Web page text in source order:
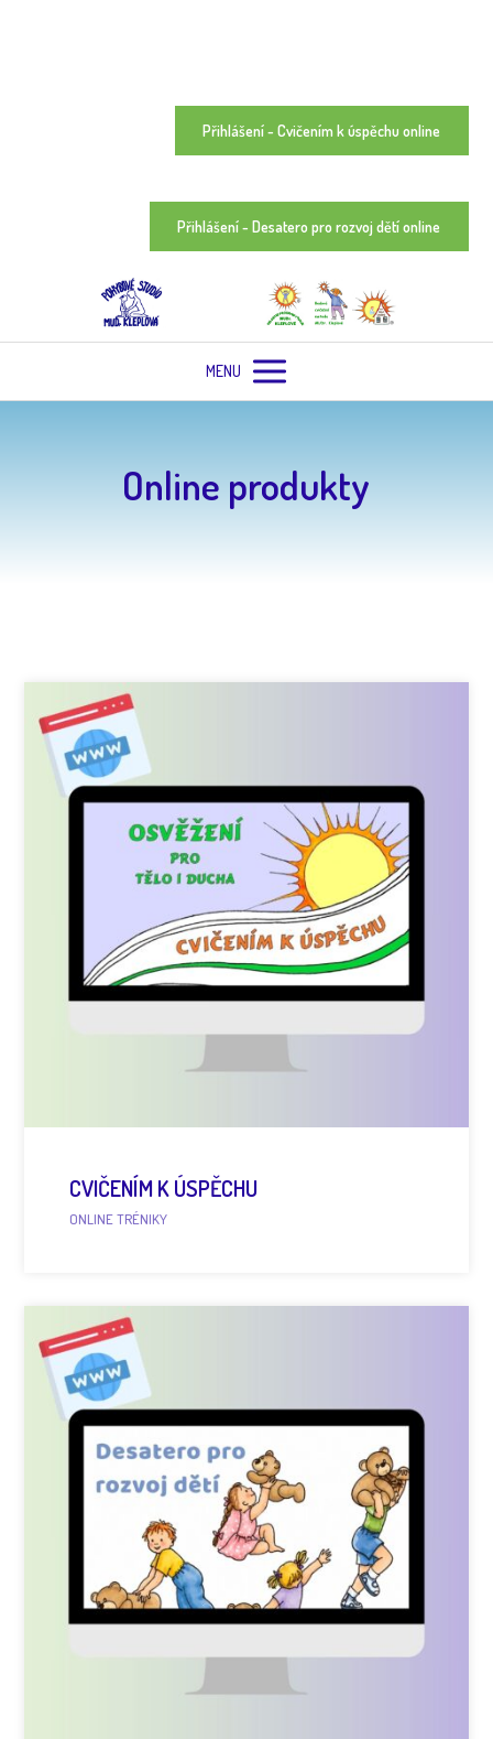
Přihlášení - Cvičením k úspěchu online
Přihlášení - Desatero pro rozvoj dětí online
MENU
Online produkty
CVIČENÍM K ÚSPĚCHU
ONLINE TRÉNIKY